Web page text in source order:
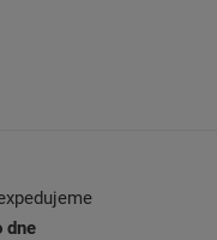
dne